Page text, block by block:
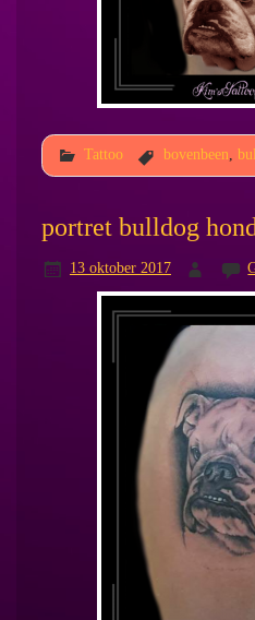
Tattoo bovenbeen,
portret bulldog
13 oktober 2017